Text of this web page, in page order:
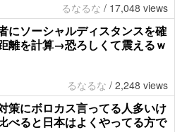
るなるな / 17,048 views
にソーシャルディスタンスを確
離を計算→恐ろしくて震えるｗ
るなるな / 2,248 views
策にボロカス言ってる人多いけ
ると日本はよくやってる方で